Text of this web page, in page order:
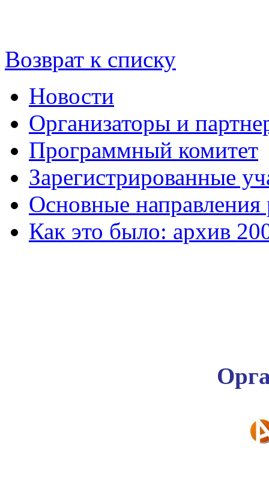
Возврат к списку
Новости
Организаторы и
Программный комитет
Зарегистрированные
Основные направления
Как это было: архив